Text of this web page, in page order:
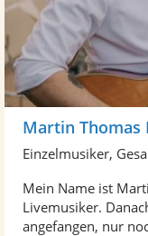
Martin Thomas
Einzelmusiker,
Mein Name ist
Livemusiker.
angefangen, nur